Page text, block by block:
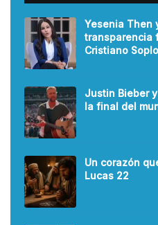
Yesenia Then
transparencia
Cristiano
Justin Bieber
la final del
Un corazón
Lucas 22